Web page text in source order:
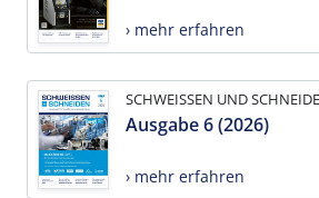
› mehr erfahren
SCHWEISSEN UND
Ausgabe 6 (2026)
› mehr erfahren